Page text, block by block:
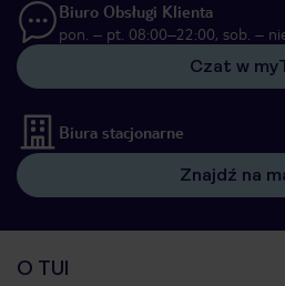
Biuro Obsługi Klienta
pon. – pt. 08:00–22:00, sob. –
Czat w
Biura stacjonarne
Znajdź na
O TUI